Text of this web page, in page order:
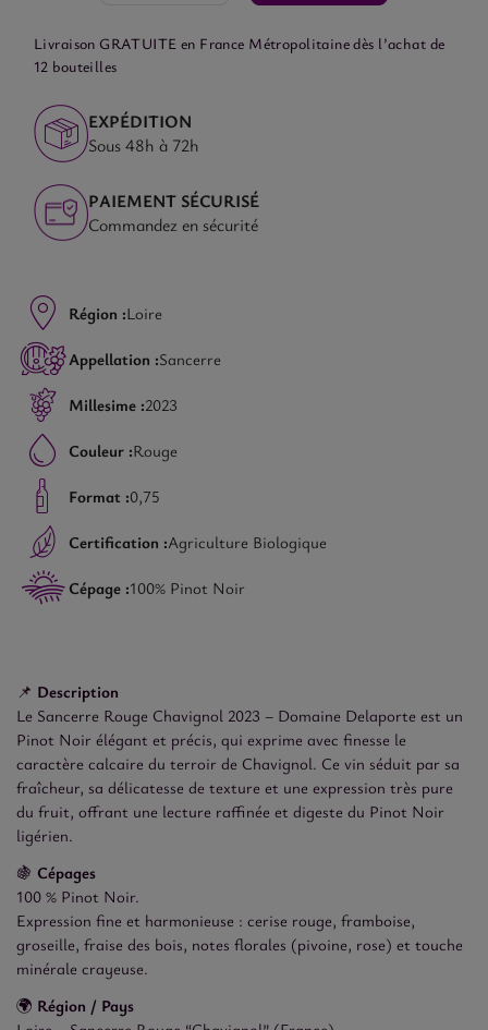
Livraison GRATUITE en France Métropolitaine dès l’achat de
12 bouteilles
EXPÉDITION
Sous 48h à 72h
PAIEMENT SÉCURISÉ
Commandez en sécurité
Région :Loire
Appellation :Sancerre
Millesime :2023
Couleur :Rouge
Format :0,75
Certification :Agriculture Biologique
Cépage :100% Pinot Noir
📌 Description
Le Sancerre Rouge Chavignol 2023 – Domaine Delaporte est un
Pinot Noir élégant et précis, qui exprime avec finesse le
caractère calcaire du terroir de Chavignol. Ce vin séduit par sa
fraîcheur, sa délicatesse de texture et une expression très pure
du fruit, offrant une lecture raffinée et digeste du Pinot Noir
ligérien.
🍇 Cépages
100 % Pinot Noir.
Expression fine et harmonieuse : cerise rouge, framboise,
groseille, fraise des bois, notes florales (pivoine, rose) et touche
minérale crayeuse.
🌍 Région / Pays